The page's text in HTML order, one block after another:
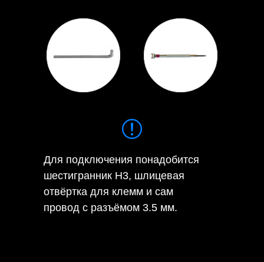
Для подключения понадобится
шестигранник H3, шлицевая
отвёртка для клемм и сам
провод с разъёмом 3.5 мм.